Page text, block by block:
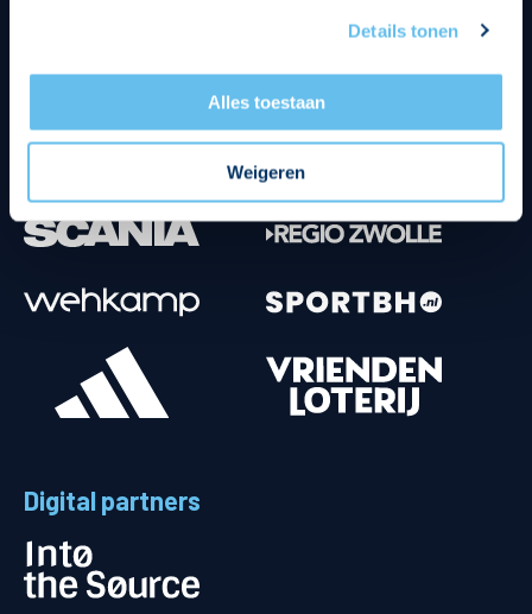
Details tonen
Alles toestaan
Weigeren
Digital partners